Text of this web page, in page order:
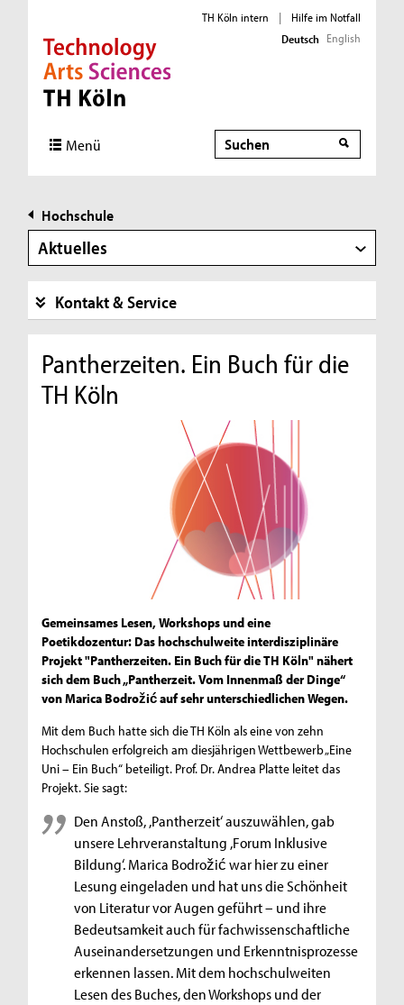
Direkt zur Hauptnavigation
Direkt zur Subnavigation
Direkt zum Inhalt
Direkt zum Fußbereich
TH Köln intern |
Hilfe im Notfall
Deutsch English
Menü Suche
Hochschule
Aktuelles
Kontakt & Service
Pantherzeiten. Ein Buch für die
TH Köln
Gemeinsames Lesen, Workshops und eine
Poetikdozentur: Das hochschulweite interdisziplinäre
Projekt "Pantherzeiten. Ein Buch für die TH Köln" nähert
sich dem Buch „Pantherzeit. Vom Innenmaß der Dinge“
von Marica Bodrožić auf sehr unterschiedlichen Wegen.
Mit dem Buch hatte sich die TH Köln als eine von zehn
Hochschulen erfolgreich am diesjährigen Wettbewerb „Eine
Uni – Ein Buch“ beteiligt. Prof. Dr. Andrea Platte leitet das
Projekt. Sie sagt:
Den Anstoß, ,Pantherzeit‘ auszuwählen, gab
unsere Lehrveranstaltung ,Forum Inklusive
Bildung‘. Marica Bodrožić war hier zu einer
Lesung eingeladen und hat uns die Schönheit
von Literatur vor Augen geführt – und ihre
Bedeutsamkeit auch für fachwissenschaftliche
Auseinandersetzungen und Erkenntnisprozesse
erkennen lassen. Mit dem hochschulweiten
Lesen des Buches, den Workshops und der